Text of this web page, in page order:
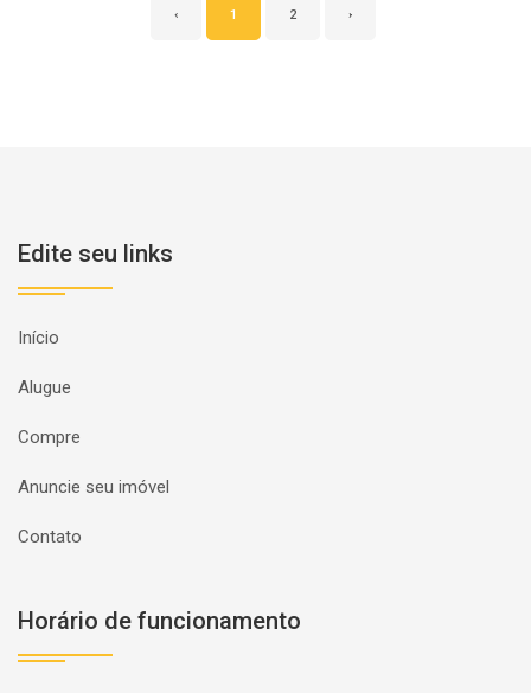
‹ 1 2 ›
Edite seu links
Início
Alugue
Compre
Anuncie seu imóvel
Contato
Horário de funcionamento